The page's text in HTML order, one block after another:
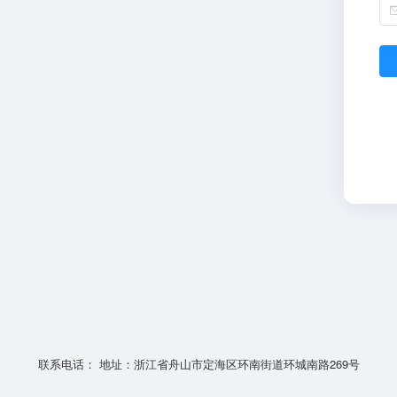
联系电话： 地址：浙江省舟山市定海区环南街道环城南路269号